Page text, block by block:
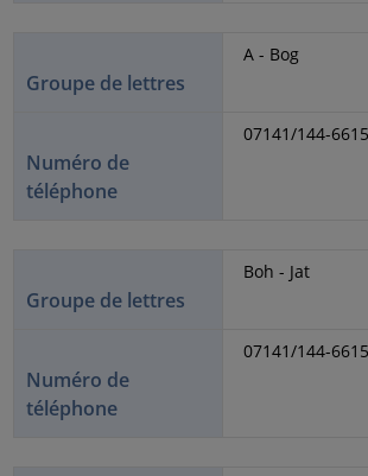
Groupe de lettres
A - Bog
Numéro de
téléphone
07141/144-
Groupe de lettres
Boh - Jat
Numéro de
téléphone
07141/144-